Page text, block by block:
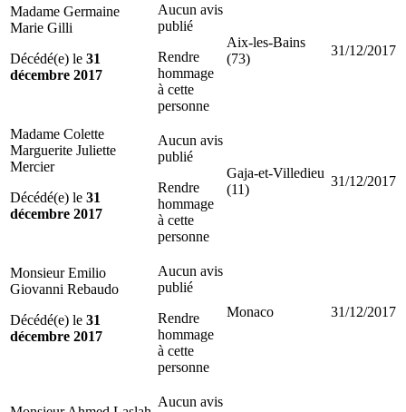
Madame Germaine
Marie Gilli
Décédé(e) le 31
décembre 2017
Aucun avis
publié
Rendre
hommage
à cette
personne
Aix-les-Bains
(73)
31/12/2017
Madame Colette
Marguerite Juliette
Mercier
Décédé(e) le 31
décembre 2017
Aucun avis
publié
Rendre
hommage
à cette
personne
Gaja-et-Villedieu
(11)
31/12/2017
Monsieur Emilio
Giovanni Rebaudo
Décédé(e) le 31
décembre 2017
Aucun avis
publié
Rendre
hommage
à cette
personne
Monaco 31/12/2017
Aucun avis